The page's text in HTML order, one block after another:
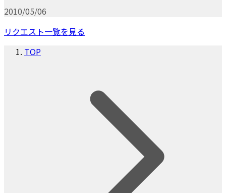
2010/05/06
リクエスト一覧を見る
TOP